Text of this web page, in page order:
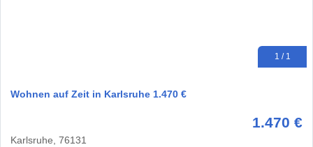
1 / 1
Wohnen auf Zeit in Karlsruhe 1.470 €
1.470 €
Karlsruhe, 76131